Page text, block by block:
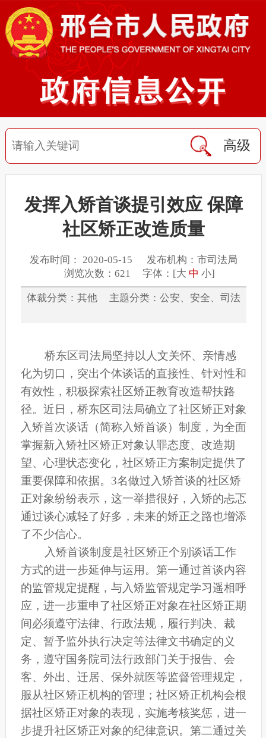
高级
发挥入矫首谈提引效应 保障
社区矫正改造质量
发布时间： 2020-05-15 发布机构：市司法局
浏览次数：621 字体：[大 中 小]
体裁分类：其他 主题分类：公安、安全、司法
桥东区司法局坚持以人文关怀、亲情感
化为切口，突出个体谈话的直接性、针对性和
有效性，积极探索社区矫正教育改造帮扶路
径。近日，桥东区司法局确立了社区矫正对象
入矫首次谈话（简称入矫首谈）制度，为全面
掌握新入矫社区矫正对象认罪态度、改造期
望、心理状态变化，社区矫正方案制定提供了
重要保障和依据。3名做过入矫首谈的社区矫
正对象纷纷表示，这一举措很好，入矫的忐忑
通过谈心减轻了好多，未来的矫正之路也增添
了不少信心。
入矫首谈制度是社区矫正个别谈话工作
方式的进一步延伸与运用。第一通过首谈内容
的监管规定提醒，与入矫监管规定学习遥相呼
应，进一步重申了社区矫正对象在社区矫正期
间必须遵守法律、行政法规，履行判决、裁
定、暂予监外执行决定等法律文书确定的义
务，遵守国务院司法行政部门关于报告、会
客、外出、迁居、保外就医等监督管理规定，
服从社区矫正机构的管理；社区矫正机构会根
据社区矫正对象的表现，实施考核奖惩，进一
步提升社区矫正对象的纪律意识。第二通过关